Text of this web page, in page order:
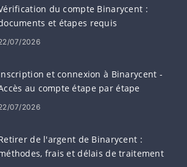
du compte Binarycent :
et étapes requis
07/2026
et connexion à Binarycent -
au compte étape par étape
07/2026
de l'argent de Binarycent :
frais et délais de traitement